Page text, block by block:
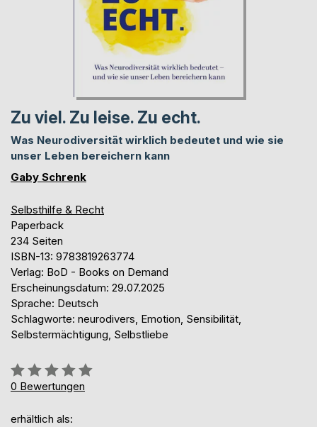
Zu viel. Zu leise. Zu echt.
Was Neurodiversität wirklich bedeutet und wie sie
unser Leben bereichern kann
Gaby Schrenk
Selbsthilfe & Recht
Paperback
234 Seiten
ISBN-13: 9783819263774
Verlag: BoD - Books on Demand
Erscheinungsdatum: 29.07.2025
Sprache: Deutsch
Schlagworte: neurodivers, Emotion, Sensibilität,
Selbstermächtigung, Selbstliebe
Bewertung::
0%
0 Bewertungen
erhältlich als: